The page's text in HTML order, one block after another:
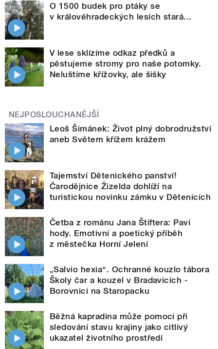
O 1500 budek pro ptáky se
v královéhradeckých lesích stará...
V lese sklízíme odkaz předků a
pěstujeme stromy pro naše potomky.
Neluštíme křížovky, ale šišky
NEJPOSLOUCHANĚJŠÍ
Leoš Šimánek: Život plný dobrodružství
aneb Světem křížem krážem
Tajemství Dětenického panství!
Čarodějnice Žizelda dohlíží na
turistickou novinku zámku v Dětenicích
Četba z románu Jana Štiftera: Paví
hody. Emotivní a poetický příběh
z městečka Horní Jelení
„Salvio hexia“. Ochranné kouzlo tábora
Školy čar a kouzel v Bradavicích -
Borovnici na Staropacku
Běžná kapradina může pomoci při
sledování stavu krajiny jako citlivý
ukazatel životního prostředí